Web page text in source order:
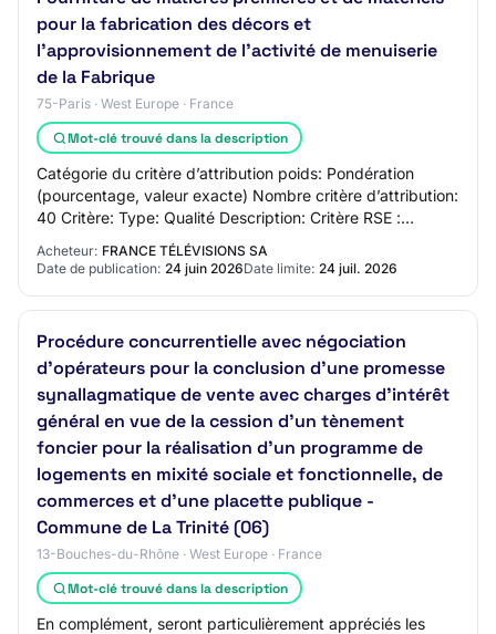
pour la fabrication des décors et
l’approvisionnement de l’activité de menuiserie
de la Fabrique
75-Paris · West Europe · France
Mot-clé trouvé dans la description
Catégorie du critère d’attribution poids: Pondération
(pourcentage, valeur exacte) Nombre critère d’attribution:
40 Critère: Type: Qualité Description: Critère RSE :
Performance environnementale des…
Acheteur: FRANCE TÉLÉVISIONS SA
Date de publication: 24 juin 2026Date limite: 24 juil. 2026
Procédure concurrentielle avec négociation
d'opérateurs pour la conclusion d'une promesse
synallagmatique de vente avec charges d'intérêt
général en vue de la cession d'un tènement
foncier pour la réalisation d'un programme de
logements en mixité sociale et fonctionnelle, de
commerces et d'une placette publique -
Commune de La Trinité (06)
13-Bouches-du-Rhône · West Europe · France
Mot-clé trouvé dans la description
En complément, seront particulièrement appréciés les